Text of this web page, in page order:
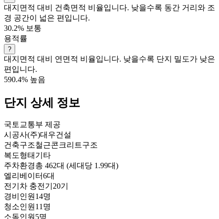
대지면적 대비 건축면적 비율입니다. 낮을수록 동간 거리와 조
경 공간이 넓은 편입니다.
30.2% 보통
용적률
?
대지면적 대비 연면적 비율입니다. 낮을수록 단지 밀도가 낮은
편입니다.
590.4% 높음
단지 상세 정보
국토교통부 제공
시공사(주)대우건설
건축구조철근콘크리트구조
복도형태 기타
주차환경총 462대 (세대당 1.99대)
엘리베이터6대
전기차 충전기 20기
경비인원14명
청소인원11명
소독인원 5명